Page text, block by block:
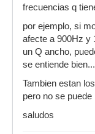
frecuencias q
por ejemplo, si
afecte a 900Hz y
un Q ancho,
se entiende
Tambien estan
pero no se
saludos